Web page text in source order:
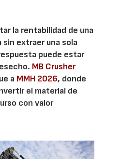
la rentabilidad de una
sin extraer una sola
puede estar
MB Crusher
a MMH 2026, donde
el material de
con valor